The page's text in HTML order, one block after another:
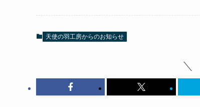
天使の羽工房からのお知らせ